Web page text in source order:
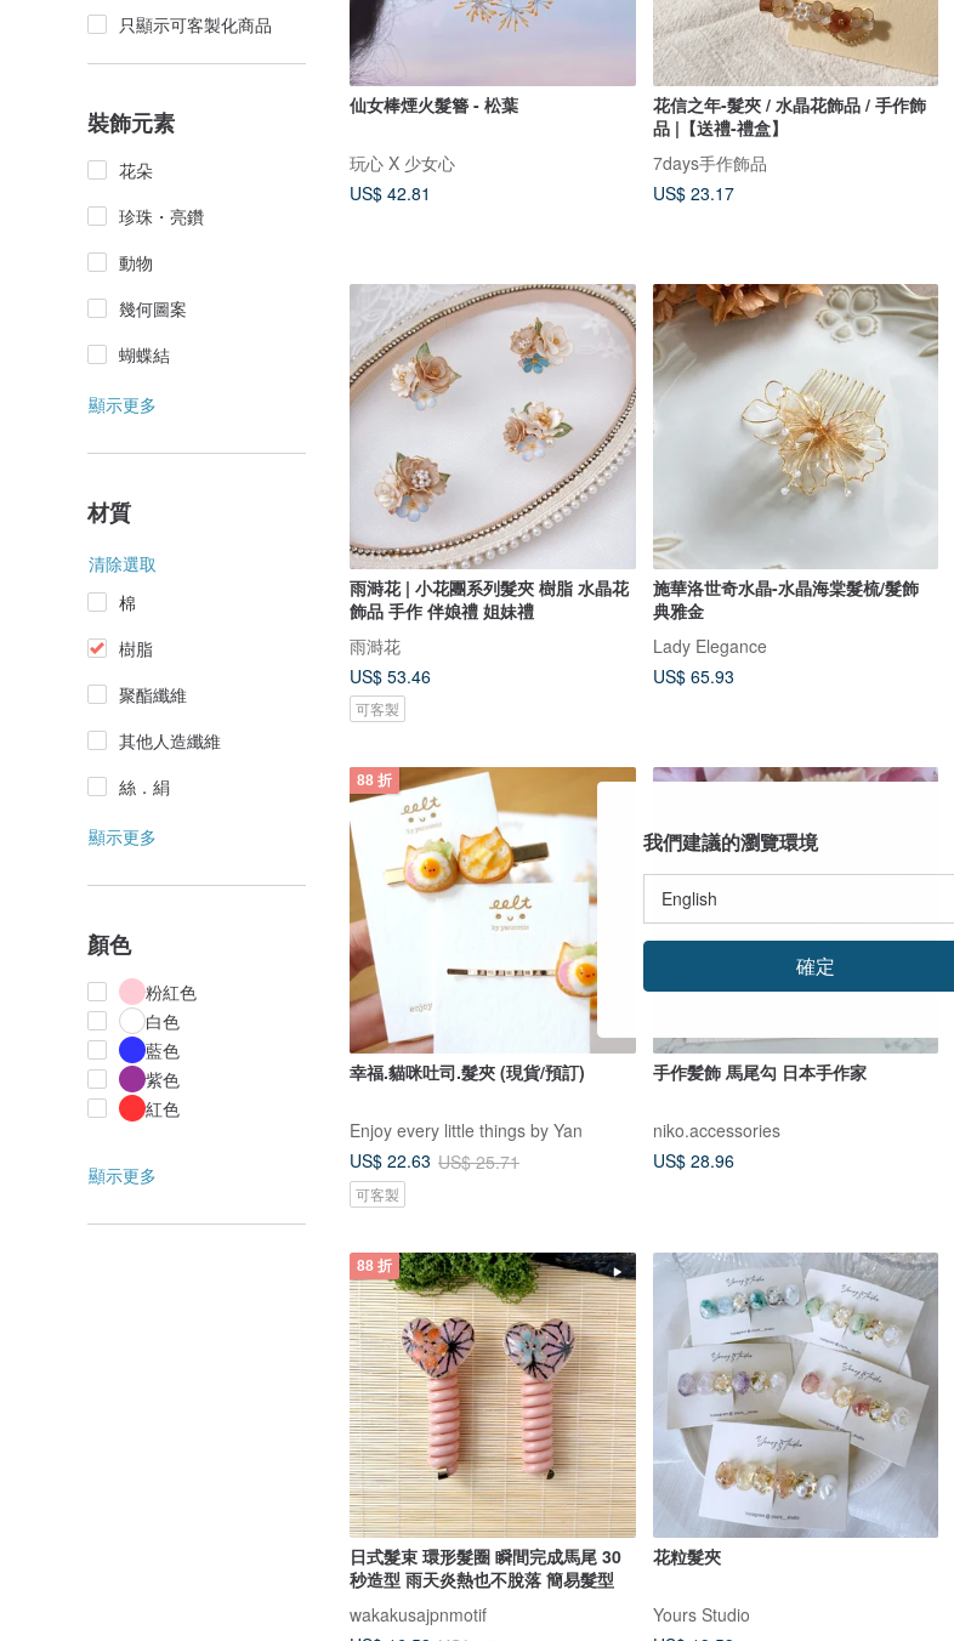
只顯示可客製化商品
裝飾元素
花朵
珍珠・亮鑽
動物
幾何圖案
蝴蝶結
顯示更多
材質
清除選取
棉
樹脂
聚酯纖維
其他人造纖維
絲．絹
顯示更多
顏色
粉紅色
白色
藍色
紫色
紅色
顯示更多
仙女棒煙火髮簪 - 松葉
玩心 X 少女心
US$ 42.81
花信之年-髮夾 / 水晶花飾品 / 手作飾
品 |【送禮-禮盒】
7days手作飾品
US$ 23.17
雨溡花 | 小花團系列髮夾 樹脂 水晶花
飾品 手作 伴娘禮 姐妹禮
雨溡花
US$ 53.46
可客製
施華洛世奇水晶-水晶海棠髮梳/髮飾
典雅金
Lady Elegance
US$ 65.93
88 折
幸福.貓咪吐司.髮夾 (現貨/預訂)
Enjoy every little things by Yan
US$ 22.63 US$ 25.71
可客製
手作髪飾 馬尾勾 日本手作家
niko.accessories
US$ 28.96
88 折
日式髮束 環形髮圈 瞬間完成馬尾 30
秒造型 雨天炎熱也不脫落 簡易髮型
wakakusajpnmotif
花粒髮夾
Yours Studio
我們建議的瀏覽環境
確定